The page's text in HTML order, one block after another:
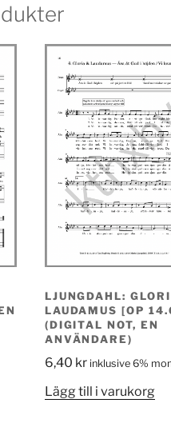
LJUNGDAHL:
LAUDAMUS [OP
(DIGITAL NOT, EN
ANVÄNDARE)
6,40 kr inklusive 6%
Lägg till i varukorg